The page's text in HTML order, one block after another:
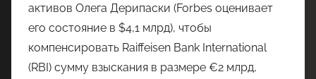
активов Олега Дерипаски (Forbes оценивает
его состояние в $4,1 млрд), чтобы
компенсировать Raiffeisen Bank International
(RBI) сумму взыскания в размере €2 млрд,